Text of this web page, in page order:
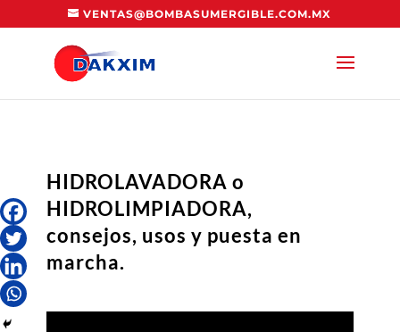
VENTAS@BOMBASUMERGIBLE.COM.MX
HIDROLAVADORA o
HIDROLIMPIADORA,
consejos, usos y puesta en
marcha.